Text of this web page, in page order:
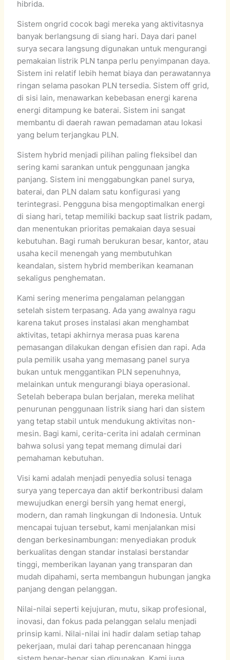
hibrida.
Sistem ongrid cocok bagi mereka yang aktivitasnya
banyak berlangsung di siang hari. Daya dari panel
surya secara langsung digunakan untuk mengurangi
pemakaian listrik PLN tanpa perlu penyimpanan daya.
Sistem ini relatif lebih hemat biaya dan perawatannya
ringan selama pasokan PLN tersedia. Sistem off grid,
di sisi lain, menawarkan kebebasan energi karena
energi ditampung ke baterai. Sistem ini sangat
membantu di daerah rawan pemadaman atau lokasi
yang belum terjangkau PLN.
Sistem hybrid menjadi pilihan paling fleksibel dan
sering kami sarankan untuk penggunaan jangka
panjang. Sistem ini menggabungkan panel surya,
baterai, dan PLN dalam satu konfigurasi yang
terintegrasi. Pengguna bisa mengoptimalkan energi
di siang hari, tetap memiliki backup saat listrik padam,
dan menentukan prioritas pemakaian daya sesuai
kebutuhan. Bagi rumah berukuran besar, kantor, atau
usaha kecil menengah yang membutuhkan
keandalan, sistem hybrid memberikan keamanan
sekaligus penghematan.
Kami sering menerima pengalaman pelanggan
setelah sistem terpasang. Ada yang awalnya ragu
karena takut proses instalasi akan menghambat
aktivitas, tetapi akhirnya merasa puas karena
pemasangan dilakukan dengan efisien dan rapi. Ada
pula pemilik usaha yang memasang panel surya
bukan untuk menggantikan PLN sepenuhnya,
melainkan untuk mengurangi biaya operasional.
Setelah beberapa bulan berjalan, mereka melihat
penurunan penggunaan listrik siang hari dan sistem
yang tetap stabil untuk mendukung aktivitas non-
mesin. Bagi kami, cerita-cerita ini adalah cerminan
bahwa solusi yang tepat memang dimulai dari
pemahaman kebutuhan.
Visi kami adalah menjadi penyedia solusi tenaga
surya yang tepercaya dan aktif berkontribusi dalam
mewujudkan energi bersih yang hemat energi,
modern, dan ramah lingkungan di Indonesia. Untuk
mencapai tujuan tersebut, kami menjalankan misi
dengan berkesinambungan: menyediakan produk
berkualitas dengan standar instalasi berstandar
tinggi, memberikan layanan yang transparan dan
mudah dipahami, serta membangun hubungan jangka
panjang dengan pelanggan.
Nilai-nilai seperti kejujuran, mutu, sikap profesional,
inovasi, dan fokus pada pelanggan selalu menjadi
prinsip kami. Nilai-nilai ini hadir dalam setiap tahap
pekerjaan, mulai dari tahap perencanaan hingga
sistem benar-benar siap digunakan. Kami juga